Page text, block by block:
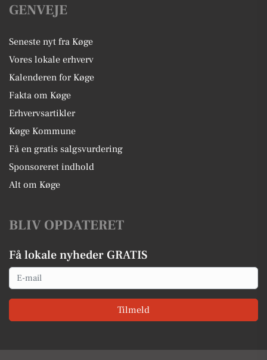
GENVEJE
Seneste nyt fra Køge
Vores lokale erhverv
Kalenderen for Køge
Fakta om Køge
Erhvervsartikler
Køge Kommune
Få en gratis salgsvurdering
Sponsoreret indhold
Alt om Køge
BLIV OPDATERET
Få lokale nyheder GRATIS
Email
Tilmeld